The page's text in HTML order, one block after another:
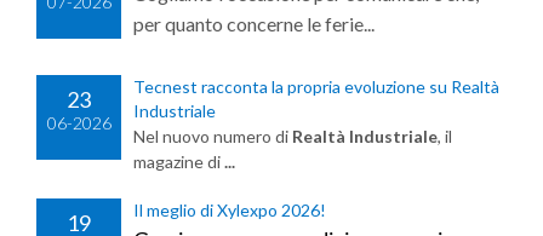
per quanto concerne le ferie...
23
06-2026
Tecnest racconta la propria evoluzione su Realtà
Industriale
Nel nuovo numero di Realtà Industriale, il
magazine di...
19 Il meglio di Xylexpo 2026!